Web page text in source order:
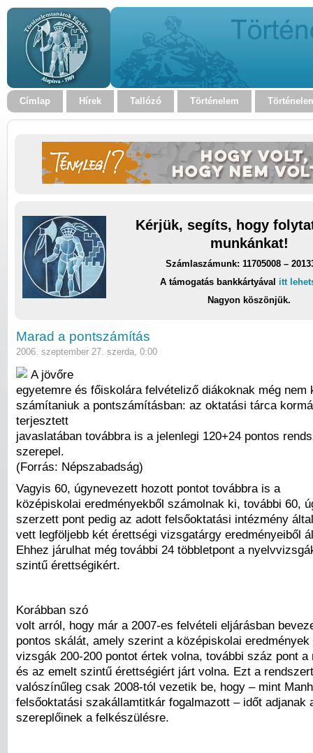
Címlap Hírek Tallózó Történelem
Kérjük, segíts, hogy
munkánkat!
Számlaszámunk: 11705008 –
A támogatás bankkártyával itt
Nagyon köszönjük.
Marad a pontszámítás
2006. szeptember 27. szerda, 0:00
A jövőre
egyetemre és főiskolára felvételiző diákoknak még nem
számítaniuk a pontszámításban: az oktatási tárca
terjesztett
javaslatában továbbra is a jelenlegi 120+24 pontos
szerepel.
(Forrás: Népszabadság)
Vagyis 60, úgynevezett hozott pontot továbbra is a
középiskolai eredményekből számolnak ki, további 60,
szerzett pont pedig az adott felsőoktatási intézmény
vett legföljebb két érettségi vizsgatárgy eredményeiből
Ehhez járulhat még további 24 többletpont a
szintű érettségikért.
Korábban szó
volt arról, hogy már a 2007-es felvételi eljárásban
pontos skálát, amely szerint a középiskolai
vizsgák 200-200 pontot értek volna, további száz pont
és az emelt szintű érettségiért járt volna. Ezt a
valószínűleg csak 2008-tól vezetik be, hogy – mint
felsőoktatási szakállamtitkár fogalmazott – időt adjanak
szereplőinek a felkészülésre.